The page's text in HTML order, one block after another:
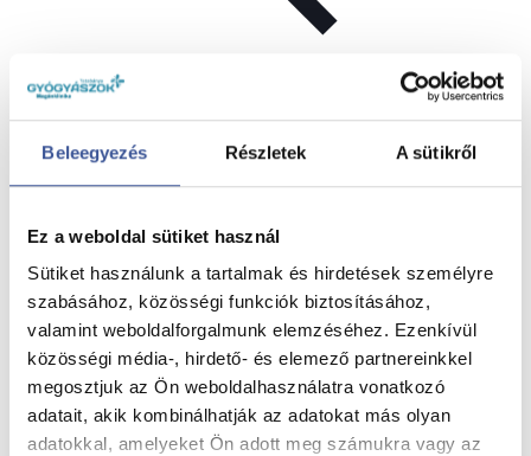
Beleegyezés Részletek A sütikről
Ez a weboldal sütiket használ
Sütiket használunk a tartalmak és hirdetések személyre
szabásához, közösségi funkciók biztosításához,
valamint weboldalforgalmunk elemzéséhez. Ezenkívül
közösségi média-, hirdető- és elemező partnereinkkel
megosztjuk az Ön weboldalhasználatra vonatkozó
adatait, akik kombinálhatják az adatokat más olyan
adatokkal, amelyeket Ön adott meg számukra vagy az